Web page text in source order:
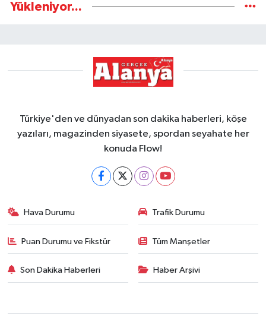
Yükleniyor...
Türkiye'den ve dünyadan son dakika haberleri, köşe
yazıları, magazinden siyasete, spordan seyahate her
konuda Flow!
Hava Durumu Trafik Durumu
Puan Durumu ve Fikstür Tüm Manşetler
Son Dakika Haberleri Haber Arşivi